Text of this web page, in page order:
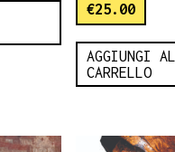
€25.00
AGGIUNGI AL
CARRELLO